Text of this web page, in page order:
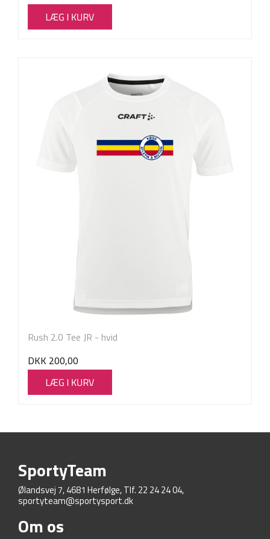
Rush 2.0 Tee JR - hvid
DKK 200,00
SportyTeam
Ølandsvej 7, 4681 Herfølge, Tlf. 22 24 24 04,
sportyteam@sportysport.dk
Om os